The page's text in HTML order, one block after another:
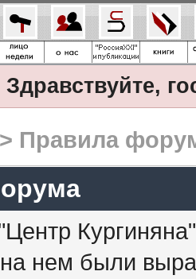
Здравствуйте,
Правила
нем были